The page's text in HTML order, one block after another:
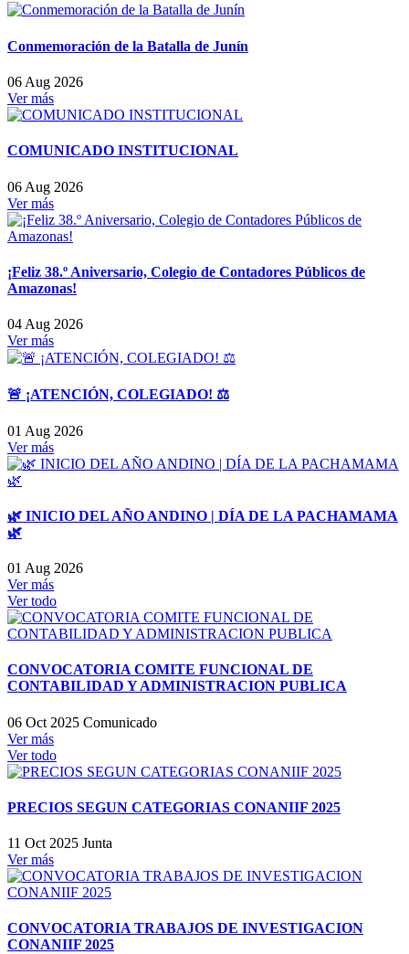
Conmemoración de la Batalla de Junín
06 Aug 2026
Ver más
COMUNICADO INSTITUCIONAL
06 Aug 2026
Ver más
¡Feliz 38.º Aniversario, Colegio de Contadores Públicos de
Amazonas!
04 Aug 2026
Ver más
🚨 ¡ATENCIÓN, COLEGIADO! ⚖️
01 Aug 2026
Ver más
🌿 INICIO DEL AÑO ANDINO | DÍA DE LA PACHAMAMA
🌿
01 Aug 2026
Ver más
Ver todo
CONVOCATORIA COMITE FUNCIONAL DE
CONTABILIDAD Y ADMINISTRACION PUBLICA
06 Oct 2025 Comunicado
Ver más
Ver todo
PRECIOS SEGUN CATEGORIAS CONANIIF 2025
11 Oct 2025 Junta
Ver más
CONVOCATORIA TRABAJOS DE INVESTIGACION
CONANIIF 2025